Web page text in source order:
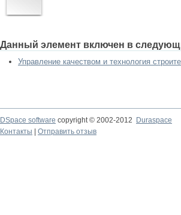
Данный элемент включен в
Управление качеством и технология
DSpace software copyright © 2002-2012
Duraspace
Контакты
Отправить отзыв